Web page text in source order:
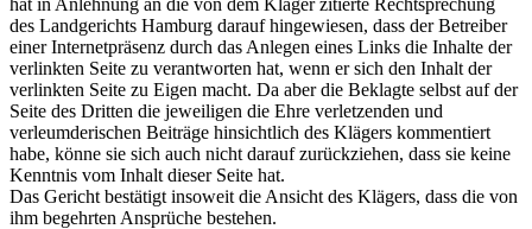
des Landgerichts Hamburg darauf hingewiesen, dass der Betreiber
einer Internetpräsenz durch das Anlegen eines Links die Inhalte der
verlinkten Seite zu verantworten hat, wenn er sich den Inhalt der
verlinkten Seite zu Eigen macht. Da aber die Beklagte selbst auf der
Seite des Dritten die jeweiligen die Ehre verletzenden und
verleumderischen Beiträge hinsichtlich des Klägers kommentiert
habe, könne sie sich auch nicht darauf zurückziehen, dass sie keine
Kenntnis vom Inhalt dieser Seite hat.
Das Gericht bestätigt insoweit die Ansicht des Klägers, dass die von
ihm begehrten Ansprüche bestehen.